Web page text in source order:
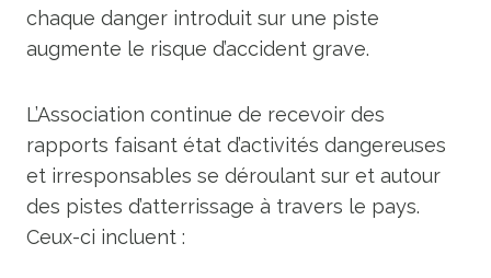
chaque danger introduit sur une piste
augmente le risque d’accident grave.
L’Association continue de recevoir des
rapports faisant état d’activités dangereuses
et irresponsables se déroulant sur et autour
des pistes d’atterrissage à travers le pays.
Ceux-ci incluent :